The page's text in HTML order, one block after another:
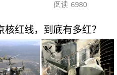
阅读 6980
红线，到底有多红？